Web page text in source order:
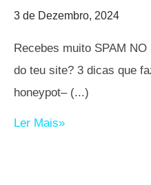
3 de Dezembro, 2024
Recebes muito SPAM
do teu site? 3 dicas que
honeypot–
Ler Mais»